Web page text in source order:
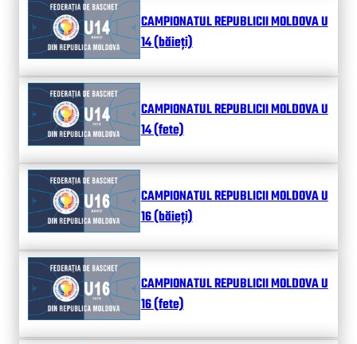
CAMPIONATUL REPUBLICII MOLDOVA U
14 (băieți)
CAMPIONATUL REPUBLICII MOLDOVA U
14 (fete)
CAMPIONATUL REPUBLICII MOLDOVA U
16 (băieți)
CAMPIONATUL REPUBLICII MOLDOVA U
16 (fete)